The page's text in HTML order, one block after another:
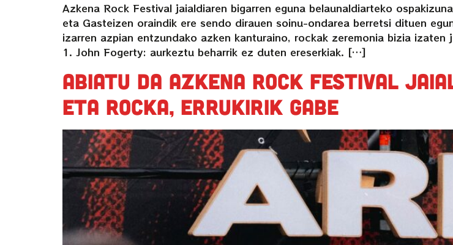
Azkena Rock Festival jaialdiaren bigarren eguna belaunaldiarteko
eta Gasteizen oraindik ere sendo dirauen soinu-ondarea berretsi dituen
izarren azpian entzundako azken kanturaino, rockak zeremonia bizia izaten
1. John Fogerty: aurkeztu beharrik ez duten ereserkiak. […]
Abiatu da Azkena Rock Festival
eta rocka, errukirik gabe